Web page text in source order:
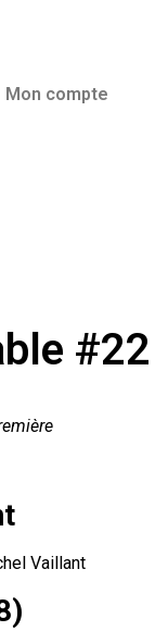
Mon compte
#22
Vaillant